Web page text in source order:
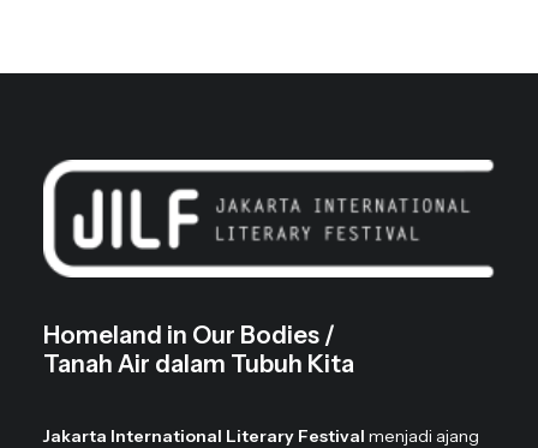
Homeland in Our Bodies /
Tanah Air dalam Tubuh Kita
Jakarta International Literary Festival menjadi ajang